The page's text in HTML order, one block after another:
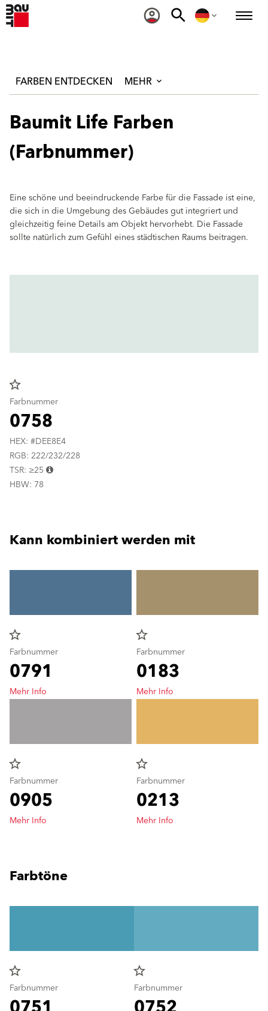
FARBEN ENTDECKEN MEHR
Baumit Life Farben
(Farbnummer)
Eine schöne und beeindruckende Farbe für die Fassade ist eine,
die sich in die Umgebung des Gebäudes gut integriert und
gleichzeitig feine Details am Objekt hervorhebt. Die Fassade
sollte natürlich zum Gefühl eines städtischen Raums beitragen.
star_border
Farbnummer
0758
HEX: #DEE8E4
RGB: 222/232/228
TSR: ≥25
HBW: 78
Kann kombiniert werden mit
star_border
Farbnummer
0791
Mehr Info
star_border
Farbnummer
0905
Mehr Info
star_border
Farbnummer
0183
Mehr Info
star_border
Farbnummer
0213
Mehr Info
Farbtöne
star_border
Farbnummer
star_border
Farbnummer